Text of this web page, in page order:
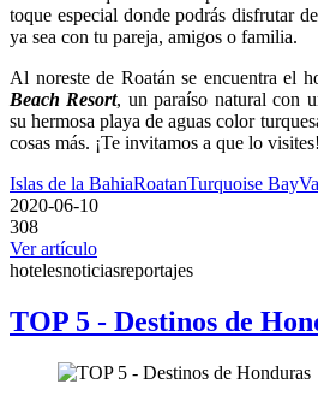
toque especial donde podrás disfrutar
ya sea con tu pareja, amigos o familia.
Al noreste de Roatán se encuentra el
Beach Resort, un paraíso natural con
su hermosa playa de aguas color
cosas más. ¡Te invitamos a que lo visites!
Islas de la BahiaRoatanTurquoise Bay
2020-06-10
308
Ver artículo
hotelesnoticiasreportajes
TOP 5 - Destinos de